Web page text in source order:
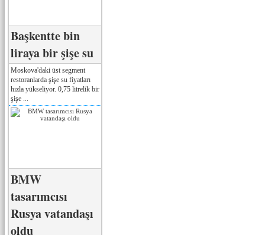
Başkentte bin
liraya bir şişe su
Moskova'daki üst segment
restoranlarda şişe su fiyatları
hızla yükseliyor. 0,75 litrelik bir
şişe ...
BMW
tasarımcısı
Rusya vatandaşı
oldu